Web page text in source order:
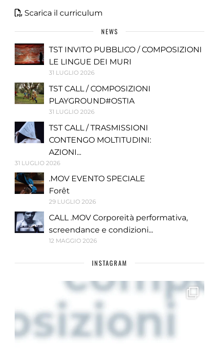
Scarica il curriculum
NEWS
TST INVITO PUBBLICO / COMPOSIZIONI
LE LINGUE DEI MURI
31 LUGLIO 2026
TST CALL / COMPOSIZIONI
PLAYGROUND#OSTIA
31 LUGLIO 2026
TST CALL / TRASMISSIONI
CONTENGO MOLTITUDINI:
AZIONI...
31 LUGLIO 2026
.MOV EVENTO SPECIALE
Forêt
29 LUGLIO 2026
CALL .MOV Corporeità performativa,
screendance e condizioni...
12 MAGGIO 2026
INSTAGRAM